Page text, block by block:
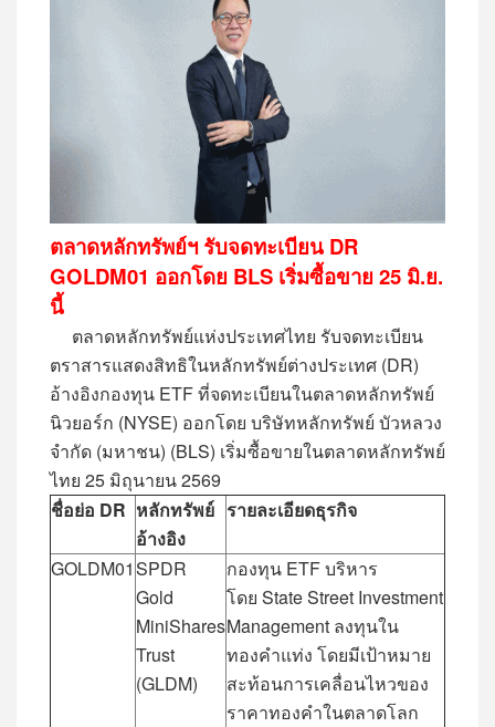
ตลาดหลักทรัพย์ฯ รับจดทะเบียน DR
GOLDM01 ออกโดย BLS เริ่มซื้อขาย 25 มิ.ย.
นี้
ตลาดหลักทรัพย์แห่งประเทศไทย รับจดทะเบียน
ตราสารแสดงสิทธิในหลักทรัพย์ต่างประเทศ (DR)
อ้างอิงกองทุน ETF ที่จดทะเบียนในตลาดหลักทรัพย์
นิวยอร์ก (NYSE) ออกโดย บริษัทหลักทรัพย์ บัวหลวง
จำกัด (มหาชน) (BLS) เริ่มซื้อขายในตลาดหลักทรัพย์
ไทย 25 มิถุนายน 2569
ชื่อย่อ DR หลักทรัพย์
อ้างอิง
รายละเอียดธุรกิจ
GOLDM01SPDR
Gold
MiniShares
Trust
(GLDM)
กองทุน ETF บริหาร
โดย State Street Investment
Management ลงทุนใน
ทองคำแท่ง โดยมีเป้าหมาย
สะท้อนการเคลื่อนไหวของ
ราคาทองคำในตลาดโลก